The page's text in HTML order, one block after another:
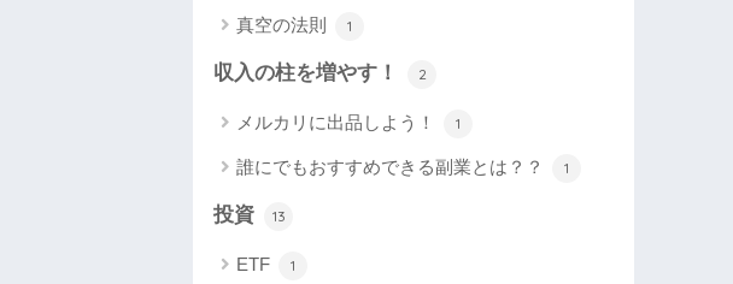
真空の法則 1
収入の柱を増やす！ 2
メルカリに出品しよう！ 1
誰にでもおすすめできる副業とは？？ 1
投資 13
ETF 1